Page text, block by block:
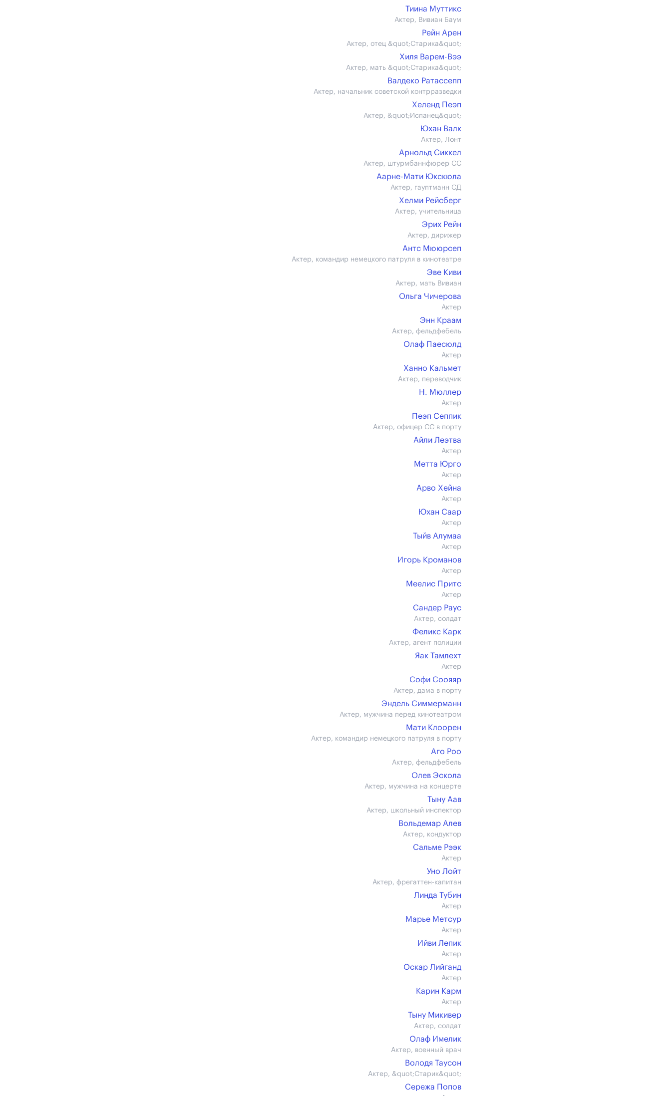
Тиина Муттикс
Актер, Вивиан Баум
Рейн Арен
Актер, отец &quot;Старика&quot;
Хиля Варем-Вээ
Актер, мать &quot;Старика&quot;
Валдеко Ратассепп
Актер, начальник советской контрразведки
Хеленд Пеэп
Актер, &quot;Испанец&quot;
Юхан Валк
Актер, Лонт
Арнольд Сиккел
Актер, штурмбаннфюрер СС
Аарне-Мати Юкскюла
Актер, гауптманн СД
Хелми Рейсберг
Актер, учительница
Эрих Рейн
Актер, дирижер
Антс Мююрсеп
Актер, командир немецкого патруля в кинотеатре
Эве Киви
Актер, мать Вивиан
Ольга Чичерова
Актер
Энн Краам
Актер, фельдфебель
Олаф Паесюлд
Актер
Ханно Кальмет
Актер, переводчик
Н. Мюллер
Актер
Пеэп Сеппик
Актер, офицер СС в порту
Айли Леэтва
Актер
Метта Юрго
Актер
Арво Хейна
Актер
Юхан Саар
Актер
Тыйв Алумаа
Актер
Игорь Кроманов
Актер
Меелис Притс
Актер
Сандер Раус
Актер, солдат
Феликс Карк
Актер, агент полиции
Яак Тамлехт
Актер
Софи Соояяр
Актер, дама в порту
Эндель Симмерманн
Актер, мужчина перед кинотеатром
Мати Клоорен
Актер, командир немецкого патруля в порту
Аго Роо
Актер, фельдфебель
Олев Эскола
Актер, мужчина на концерте
Тыну Аав
Актер, школьный инспектор
Вольдемар Алев
Актер, кондуктор
Сальме Рээк
Актер
Уно Лойт
Актер, фрегаттен-капитан
Линда Тубин
Актер
Марье Метсур
Актер
Ийви Лепик
Актер
Оскар Лийганд
Актер
Карин Карм
Актер
Тыну Микивер
Актер, солдат
Олаф Имелик
Актер, военный врач
Володя Таусон
Актер, &quot;Старик&quot;
Сережа Попов